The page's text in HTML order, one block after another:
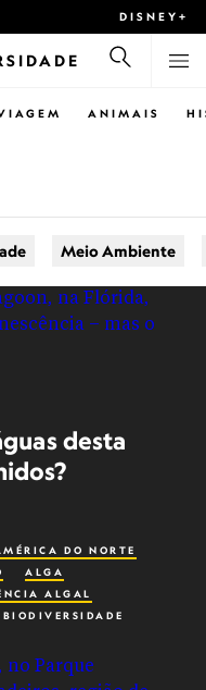
DISNEY+
ANIMAIS
Meio Ambiente
desta
DO NORTE
ALGA
ALGAL
MARINHA